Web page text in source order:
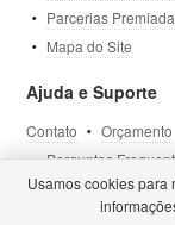
Parcerias
Mapa do Site
Ajuda e Suporte
Contato Orçamento
Perguntas
Política de
Usamos cookies